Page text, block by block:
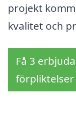
projekt
kvalitet och
Få 3
förpliktelser